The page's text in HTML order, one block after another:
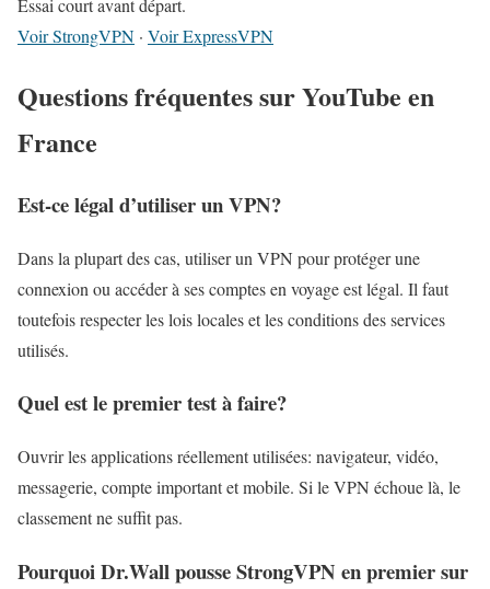
Essai court avant départ.
Voir StrongVPN · Voir ExpressVPN
Questions fréquentes sur YouTube en
France
Est-ce légal d’utiliser un VPN?
Dans la plupart des cas, utiliser un VPN pour protéger une
connexion ou accéder à ses comptes en voyage est légal. Il faut
toutefois respecter les lois locales et les conditions des services
utilisés.
Quel est le premier test à faire?
Ouvrir les applications réellement utilisées: navigateur, vidéo,
messagerie, compte important et mobile. Si le VPN échoue là, le
classement ne suffit pas.
Pourquoi Dr.Wall pousse StrongVPN en premier sur